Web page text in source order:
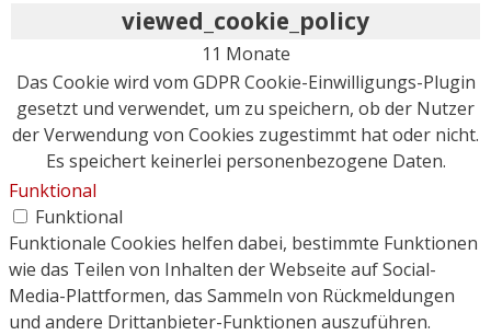
viewed_cookie_policy
11 Monate
Das Cookie wird vom GDPR Cookie-Einwilligungs-Plugin
gesetzt und verwendet, um zu speichern, ob der Nutzer
der Verwendung von Cookies zugestimmt hat oder nicht.
Es speichert keinerlei personenbezogene Daten.
Funktional
Funktional
Funktionale Cookies helfen dabei, bestimmte Funktionen
wie das Teilen von Inhalten der Webseite auf Social-
Media-Plattformen, das Sammeln von Rückmeldungen
und andere Drittanbieter-Funktionen auszuführen.